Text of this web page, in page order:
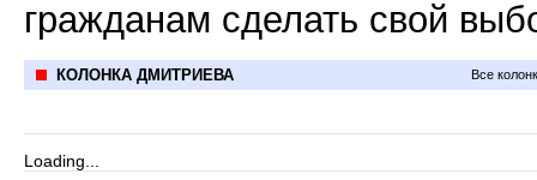
гражданам сделать свой
КОЛОНКА ДМИТРИЕВА Все
Loading...